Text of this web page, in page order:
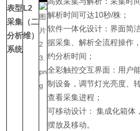
表型
采集
分析
系统
L2
（二
维）
解析时间可达10秒/株；
软件一体化设计：界面简
据采集、解析全流程操作
约分析时间；
全彩触控交互界面：用户
制设备，调节灯光亮度、
查看采集进程；
可移动设计： 集成化箱体
摆放及移动。